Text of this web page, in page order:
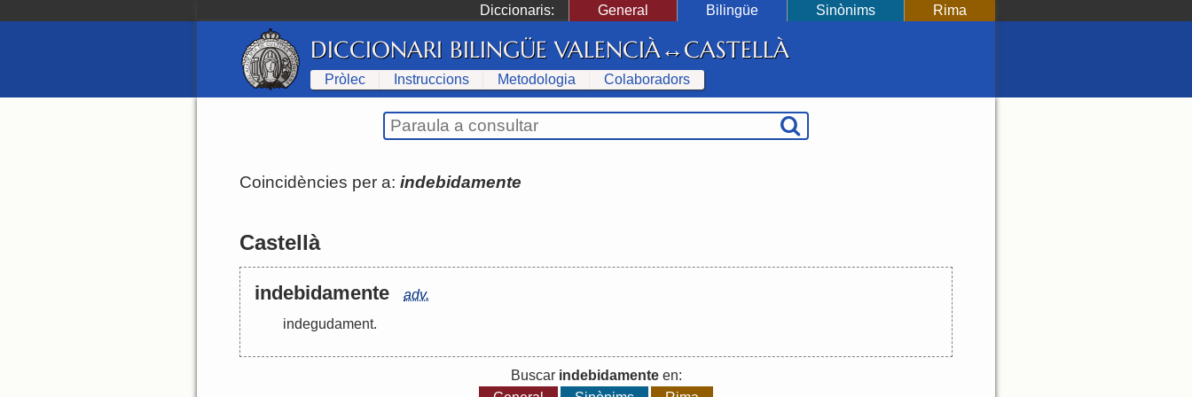
Diccionaris: General Bilingüe Sinònims Rima
DICCIONARI BILINGÜE VALENCIÀ↔CASTELLÀ
Pròlec Instruccions Metodologia Colaboradors
Coincidències per a: indebidamente
Castellà
indebidamente
adv.
indegudament.
Buscar indebidamenteen: